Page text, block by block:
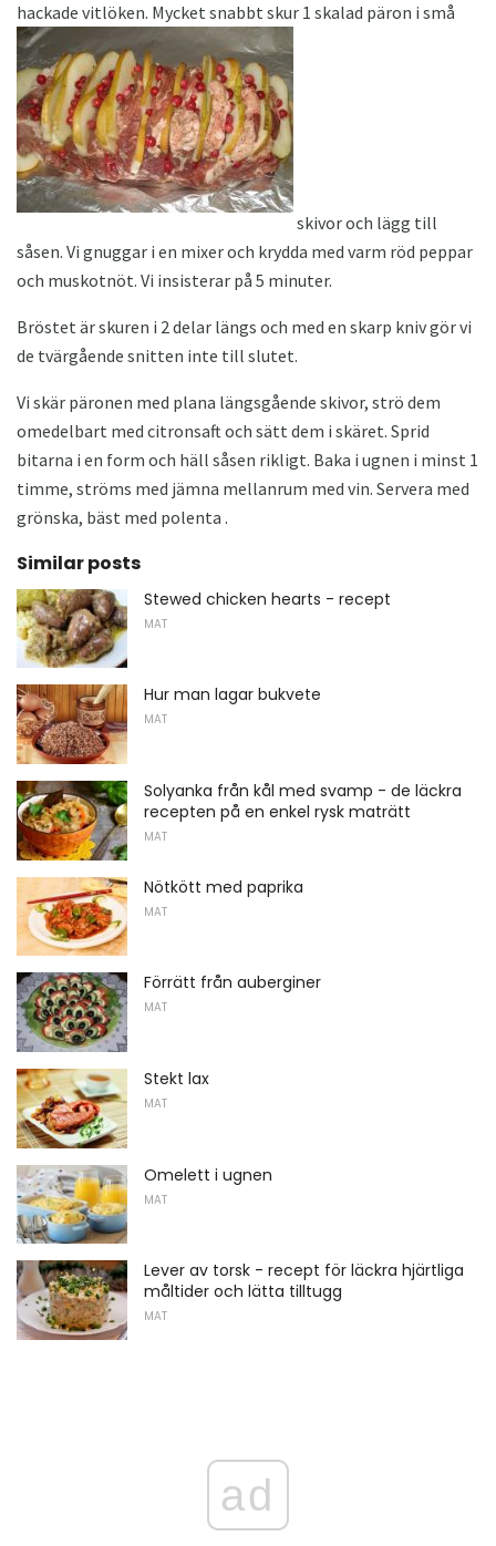
hackade vitlöken. Mycket snabbt skur 1 skalad päron i små
skivor och lägg till
såsen. Vi gnuggar i en mixer och krydda med varm röd peppar
och muskotnöt. Vi insisterar på 5 minuter.
Bröstet är skuren i 2 delar längs och med en skarp kniv gör vi
de tvärgående snitten inte till slutet.
Vi skär päronen med plana längsgående skivor, strö dem
omedelbart med citronsaft och sätt dem i skäret. Sprid
bitarna i en form och häll såsen rikligt. Baka i ugnen i minst 1
timme, ströms med jämna mellanrum med vin. Servera med
grönska, bäst med polenta .
Similar posts
Stewed chicken hearts - recept
MAT
Hur man lagar bukvete
MAT
Solyanka från kål med svamp - de läckra
recepten på en enkel rysk maträtt
MAT
Nötkött med paprika
MAT
Förrätt från auberginer
MAT
Stekt lax
MAT
Omelett i ugnen
MAT
Lever av torsk - recept för läckra hjärtliga
måltider och lätta tilltugg
MAT
ad